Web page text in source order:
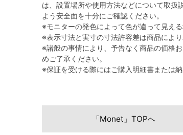
は、設置場所や使用方法などについて取扱
よう安全面を十分にご確認ください。
※モニターの発色によって色が違って見える
※表示寸法と実寸の寸法許容差は商品により
※諸般の事情により、予告なく商品の価格
めご了承ください。
※保証を受ける際にはご購入明細書または納
「Monet」TOPへ